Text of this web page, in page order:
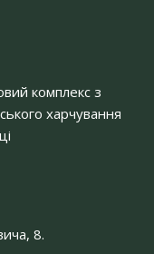
комплекс з
харчування
8.